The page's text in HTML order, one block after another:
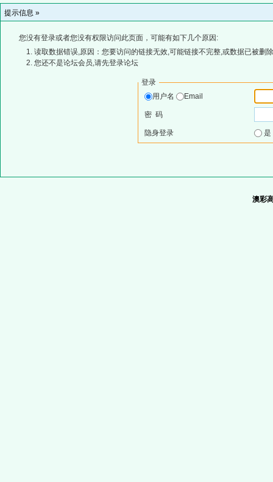
提示信息 »
您没有登录或者您没有权限访问此页面，可能有如下几个原因:
读取数据错误,原因：您要访问的链接无效,可能链接不完整,或数据已被删
您还不是论坛会员,请先登录论坛
登录
用户名
Email
密 码
隐身登录
澳彩